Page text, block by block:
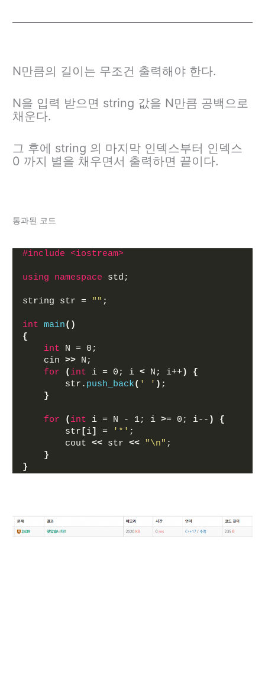
N만큼의 길이는 무조건 출력해야 한다.
N을 입력 받으면 string 값을 N만큼 공백으로
채운다.
그 후에 string 의 마지막 인덱스부터 인덱스
0 까지 별을 채우면서 출력하면 끝이다.
통과된 코드
#include <iostream>
using namespace std;
string str = "" ;
int main()
{
int N = 0;
    cin
>> N;
for
( int i = 0; i < N; i++)
{
        str.
push_back( ' ' ) ;
}
for ( int i = N - 1; i >= 0; i-- )
{
        str
[i] = '*' ;
        cout
<< str << "\n" ;
}
}